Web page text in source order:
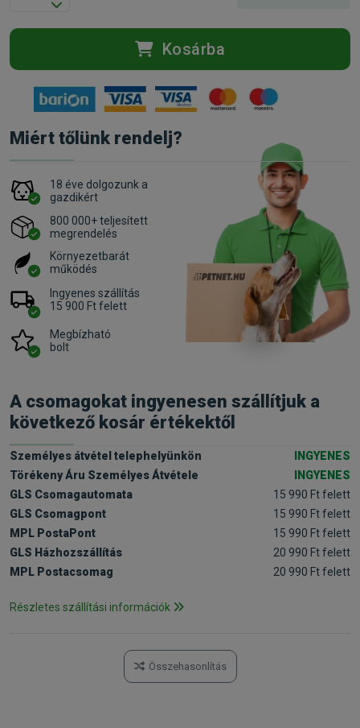
Kosárba
Miért tőlünk rendelj?
18 éve dolgozunk a
gazdikért
800 000+ teljesített
megrendelés
Környezetbarát
működés
Ingyenes szállítás
15 900 Ft felett
Megbízható
bolt
A csomagokat ingyenesen szállítjuk a
következő kosár értékektől
Személyes átvétel telephelyünkön
INGYENES
Törékeny Áru Személyes Átvétele
INGYENES
GLS Csomagautomata
15 990 Ft felett
GLS Csomagpont
15 990 Ft felett
MPL PostaPont
15 990 Ft felett
GLS Házhozszállítás
20 990 Ft felett
MPL Postacsomag
20 990 Ft felett
Részletes szállítási információk
Összehasonlítás